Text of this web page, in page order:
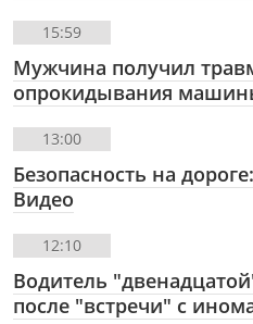
15:59
Мужчина получил
опрокидывания
13:00
Безопасность на
Видео
12:10
Водитель
после "встречи" с